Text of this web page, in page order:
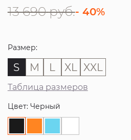
13 690 руб.- 40%
Размер:
S M L XL XXL
Таблица размеров
Цвет: Черный